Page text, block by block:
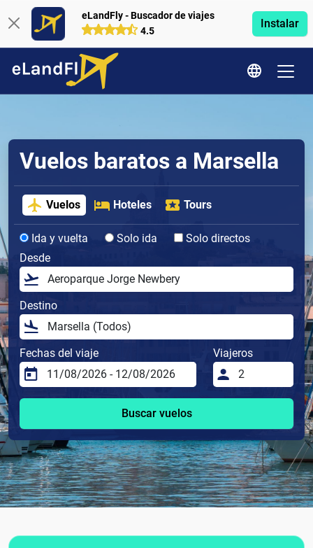
eLandFly - Buscador de viajes
4.5
Instalar
Vuelos baratos a Marsella
Vuelos Hoteles Tours
Ida y vuelta Solo ida
Solo directos
Desde
Destino
Fechas del viaje Viajeros
Buscar vuelos